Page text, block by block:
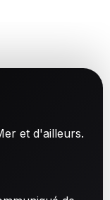
et d'ailleurs.